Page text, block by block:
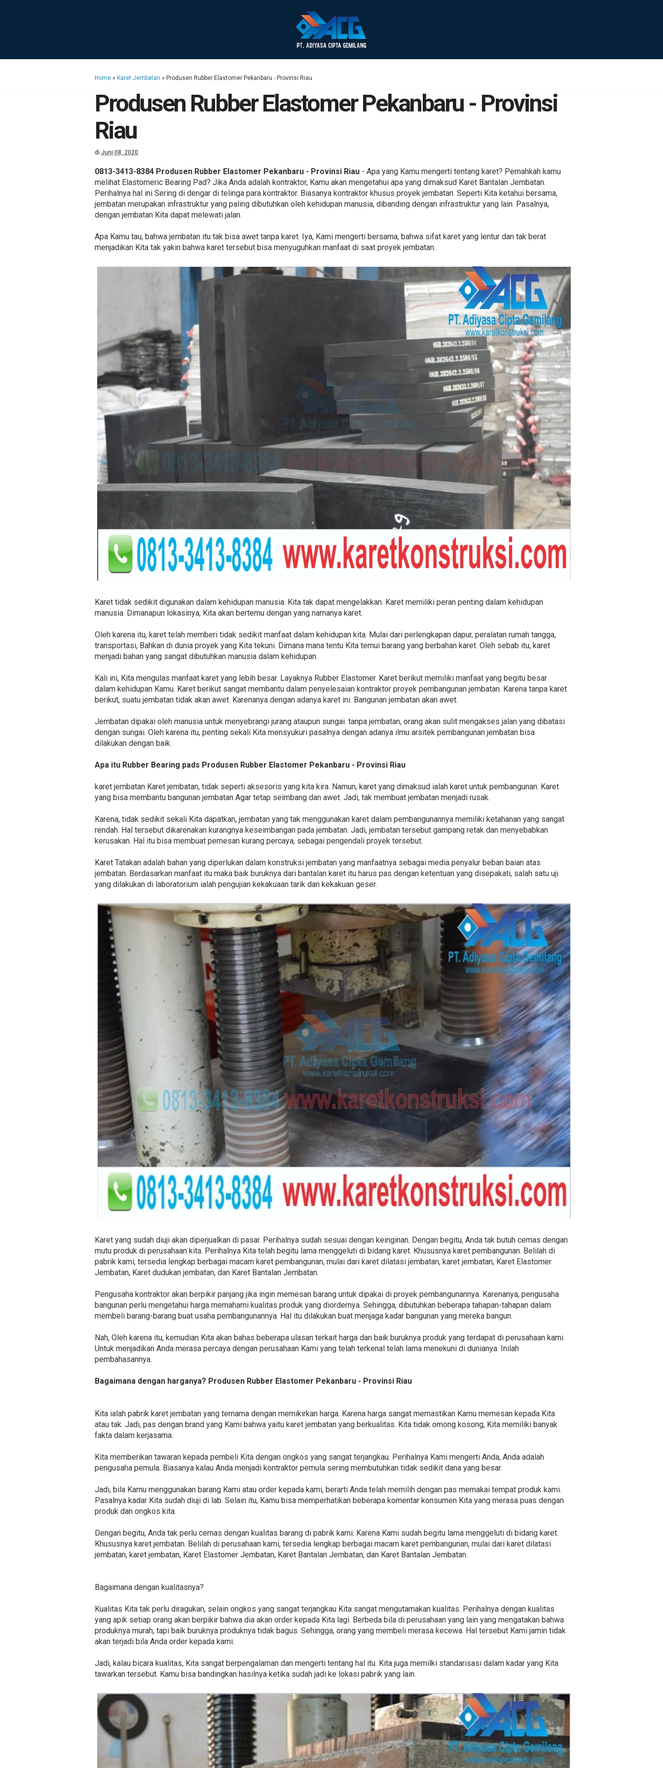
Home » Karet Jembatan » Produsen Rubber Elastomer Pekanbaru - Provinsi Riau
Produsen Rubber Elastomer Pekanbaru - Provinsi
Riau
di Juni 08, 2020
0813-3413-8384 Produsen Rubber Elastomer Pekanbaru - Provinsi Riau - Apa yang Kamu mengerti tentang karet? Pernahkah kamu
melihat Elastomeric Bearing Pad? Jika Anda adalah kontraktor, Kamu akan mengetahui apa yang dimaksud Karet Bantalan Jembatan.
Perihalnya hal ini Sering di dengar di telinga para kontraktor. Biasanya kontraktor khusus proyek jembatan. Seperti Kita ketahui bersama,
jembatan merupakan infrastruktur yang paling dibutuhkan oleh kehidupan manusia, dibanding dengan infrastruktur yang lain. Pasalnya,
dengan jembatan Kita dapat melewati jalan.
Apa Kamu tau, bahwa jembatan itu tak bisa awet tanpa karet. Iya, Kami mengerti bersama, bahwa sifat karet yang lentur dan tak berat
menjadikan Kita tak yakin bahwa karet tersebut bisa menyuguhkan manfaat di saat proyek jembatan.
Karet tidak sedikit digunakan dalam kehidupan manusia. Kita tak dapat mengelakkan. Karet memiliki peran penting dalam kehidupan
manusia. Dimanapun lokasinya, Kita akan bertemu dengan yang namanya karet.
Oleh karena itu, karet telah memberi tidak sedikit manfaat dalam kehidupan kita. Mulai dari perlengkapan dapur, peralatan rumah tangga,
transportasi, Bahkan di dunia proyek yang Kita tekuni. Dimana mana tentu Kita temui barang yang berbahan karet. Oleh sebab itu, karet
menjadi bahan yang sangat dibutuhkan manusia dalam kehidupan.
Kali ini, Kita mengulas manfaat karet yang lebih besar. Layaknya Rubber Elastomer. Karet berikut memiliki manfaat yang begitu besar
dalam kehidupan Kamu. Karet berikut sangat membantu dalam penyelesaian kontraktor proyek pembangunan jembatan. Karena tanpa karet
berikut, suatu jembatan tidak akan awet. Karenanya dengan adanya karet ini. Bangunan jembatan akan awet.
Jembatan dipakai oleh manusia untuk menyebrangi jurang ataupun sungai. tanpa jembatan, orang akan sulit mengakses jalan yang dibatasi
dengan sungai. Oleh karena itu, penting sekali Kita mensyukuri pasalnya dengan adanya ilmu arsitek pembangunan jembatan bisa
dilakukan dengan baik.
Apa itu Rubber Bearing pads Produsen Rubber Elastomer Pekanbaru - Provinsi Riau
karet jembatan Karet jembatan, tidak seperti aksesoris yang kita kira. Namun, karet yang dimaksud ialah karet untuk pembangunan. Karet
yang bisa membantu bangunan jembatan Agar tetap seimbang dan awet. Jadi, tak membuat jembatan menjadi rusak.
Karena, tidak sedikit sekali Kita dapatkan, jembatan yang tak menggunakan karet dalam pembangunannya memiliki ketahanan yang sangat
rendah. Hal tersebut dikarenakan kurangnya keseimbangan pada jembatan. Jadi, jembatan tersebut gampang retak dan menyebabkan
kerusakan. Hal itu bisa membuat pemesan kurang percaya, sebagai pengendali proyek tersebut.
Karet Tatakan adalah bahan yang diperlukan dalam konstruksi jembatan yang manfaatnya sebagai media penyalur beban baian atas
jembatan. Berdasarkan manfaat itu maka baik buruknya dari bantalan karet itu harus pas dengan ketentuan yang disepakati, salah satu uji
yang dilakukan di laboratorium ialah pengujian kekakuaan tarik dan kekakuan geser.
Karet yang sudah diuji akan diperjualkan di pasar. Perihalnya sudah sesuai dengan keinginan. Dengan begitu, Anda tak butuh cemas dengan
mutu produk di perusahaan kita. Perihalnya Kita telah begitu lama menggeluti di bidang karet. Khususnya karet pembangunan. Belilah di
pabrik kami, tersedia lengkap berbagai macam karet pembangunan, mulai dari karet dilatasi jembatan, karet jembatan, Karet Elastomer
Jembatan, Karet dudukan jembatan, dan Karet Bantalan Jembatan.
Pengusaha kontraktor akan berpikir panjang jika ingin memesan barang untuk dipakai di proyek pembangunannya. Karenanya, pengusaha
bangunan perlu mengetahui harga memahami kualitas produk yang diordernya. Sehingga, dibutuhkan beberapa tahapan-tahapan dalam
membeli barang-barang buat usaha pembangunannya. Hal itu dilakukan buat menjaga kadar bangunan yang mereka bangun.
Nah, Oleh karena itu, kemudian Kita akan bahas beberapa ulasan terkait harga dan baik buruknya produk yang terdapat di perusahaan kami.
Untuk menjadikan Anda merasa percaya dengan perusahaan Kami yang telah terkenal telah lama menekuni di dunianya. Inilah
pembahasannya.
Bagaimana dengan harganya? Produsen Rubber Elastomer Pekanbaru - Provinsi Riau
Kita ialah pabrik karet jembatan yang ternama dengan memikirkan harga. Karena harga sangat memastikan Kamu memesan kepada Kita
atau tak. Jadi, pas dengan brand yang Kami bahwa yaitu karet jembatan yang berkualitas. Kita tidak omong kosong, Kita memiliki banyak
fakta dalam kerjasama.
Kita memberikan tawaran kepada pembeli Kita dengan ongkos yang sangat terjangkau. Perihalnya Kami mengerti Anda, Anda adalah
pengusaha pemula. Biasanya kalau Anda menjadi kontraktor pemula sering membutuhkan tidak sedikit dana yang besar.
Jadi, bila Kamu menggunakan barang Kami atau order kepada kami, berarti Anda telah memilih dengan pas memakai tempat produk kami.
Pasalnya kadar Kita sudah diuji di lab. Selain itu, Kamu bisa memperhatikan beberapa komentar konsumen Kita yang merasa puas dengan
produk dan ongkos kita.
Dengan begitu, Anda tak perlu cemas dengan kualitas barang di pabrik kami. Karena Kami sudah begitu lama menggeluti di bidang karet.
Khususnya karet jembatan. Belilah di perusahaan kami, tersedia lengkap berbagai macam karet pembangunan, mulai dari karet dilatasi
jembatan, karet jembatan, Karet Elastomer Jembatan, Karet Bantalan Jembatan, dan Karet Bantalan Jembatan.
Bagaimana dengan kualitasnya?
Kualitas Kita tak perlu diragukan, selain ongkos yang sangat terjangkau Kita sangat mengutamakan kualitas. Perihalnya dengan kualitas
yang apik setiap orang akan berpikir bahwa dia akan order kepada Kita lagi. Berbeda bila di perusahaan yang lain yang mengatakan bahwa
produknya murah, tapi baik buruknya produknya tidak bagus. Sehingga, orang yang membeli merasa kecewa. Hal tersebut Kami jamin tidak
akan terjadi bila Anda order kepada kami.
Jadi, kalau bicara kualitas, Kita sangat berpengalaman dan mengerti tentang hal itu. Kita juga memilki standarisasi dalam kadar yang Kita
tawarkan tersebut. Kamu bisa bandingkan hasilnya ketika sudah jadi ke lokasi pabrik yang lain.